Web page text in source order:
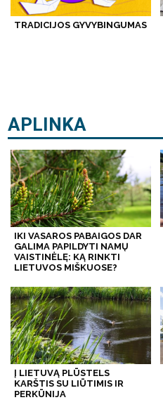
TRADICIJOS GYVYBINGUMAS
APLINKA
IKI VASAROS PABAIGOS DAR
GALIMA PAPILDYTI NAMŲ
VAISTINĖLĘ: KĄ RINKTI
LIETUVOS MIŠKUOSE?
Į LIETUVĄ PLŪSTELS
KARŠTIS SU LIŪTIMIS IR
PERKŪNIJA